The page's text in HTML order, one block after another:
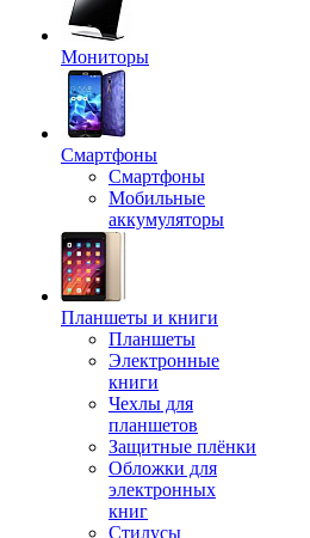
Мониторы
Смартфоны
Смартфоны
Мобильные
аккумуляторы
Планшеты и книги
Планшеты
Электронные
книги
Чехлы для
планшетов
Защитные плёнки
Обложки для
электронных
книг
Стилусы